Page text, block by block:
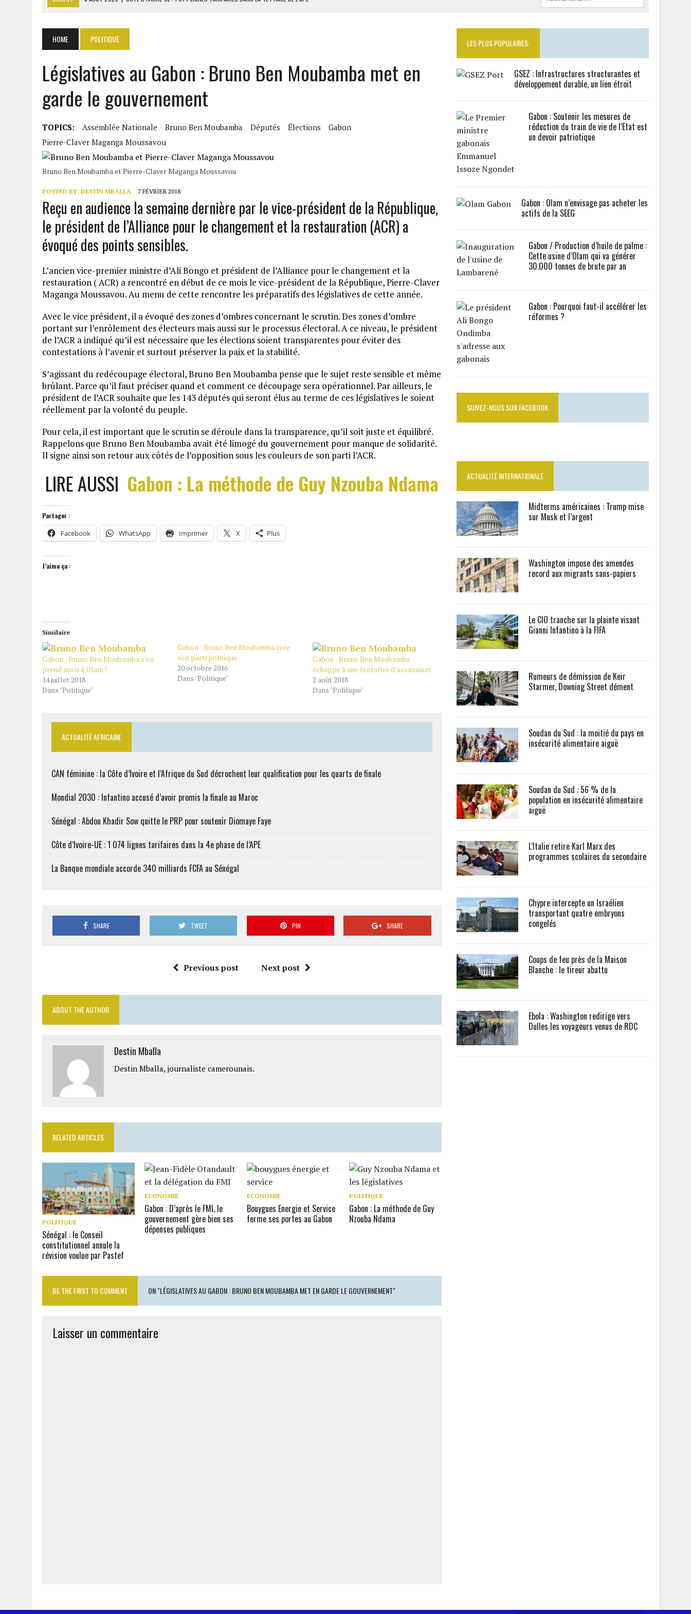
6 AOÛT 2026 | MONDIAL 2030 : INFANTINO ACCUSÉ D’AVOIR PROMIS LA FINALE AU MAROC
6 AOÛT 2026
SÉNÉGAL : ABDOU KHADIR SOW QUITTE LE PRP POUR SOUTENIR DIOMAYE FAYE
HOME POLITIQUE
Législatives au Gabon : Bruno Ben Moubamba met en
garde le gouvernement
TOPICS: Assemblée Nationale Bruno Ben Moubamba Députés Élections
Gabon
Pierre-Claver Maganga Moussavou
Bruno Ben Moubamba et Pierre-Claver Maganga Moussavou
POSTED BY: DESTIN MBALLA 7 FÉVRIER 2018
Reçu en audience la semaine dernière par le vice-président de la République,
le président de l’Alliance pour le changement et la restauration (ACR) a
évoqué des points sensibles.
L’ancien vice-premier ministre d’Ali Bongo et président de l’Alliance pour le changement et la
restauration ( ACR) a rencontré en début de ce mois le vice-président de la République, Pierre-Claver
Maganga Moussavou. Au menu de cette rencontre les préparatifs des législatives de cette année.
Avec le vice président, il a évoqué des zones d’ombres concernant le scrutin. Des zones d’ombre
portant sur l’enrôlement des électeurs mais aussi sur le processus électoral. A ce niveau, le président
de l’ACR a indiqué qu’il est nécessaire que les élections soient transparentes pour éviter des
contestations à l’avenir et surtout préserver la paix et la stabilité.
S’agissant du redécoupage électoral, Bruno Ben Moubamba pense que le sujet reste sensible et même
brûlant. Parce qu’il faut préciser quand et comment ce découpage sera opérationnel. Par ailleurs, le
président de l’ACR souhaite que les 143 députés qui seront élus au terme de ces législatives le soient
réellement par la volonté du peuple.
Pour cela, il est important que le scrutin se déroule dans la transparence, qu’il soit juste et équilibré.
Rappelons que Bruno Ben Moubamba avait été limogé du gouvernement pour manque de solidarité.
Il signe ainsi son retour aux côtés de l’opposition sous les couleurs de son parti l’ACR.
LIRE AUSSI Gabon : La méthode de Guy Nzouba Ndama
Partager :
Facebook WhatsApp Imprimer X Plus
J’aime ça :
Similaire
Gabon : Bruno Ben Moubamba s’en
prend aussi à Olam !
14 juillet 2018
Dans "Politique"
Gabon : Bruno Ben Moubamba crée
son parti politique
20 octobre 2016
Dans "Politique"
Gabon : Bruno Ben Moubamba
échappe à une tentative d’assassinat
2 août 2018
Dans "Politique"
ACTUALITÉ AFRICAINE
CAN féminine : la Côte d’Ivoire et l’Afrique du Sud décrochent leur qualification pour les quarts de finale
Mondial 2030 : Infantino accusé d’avoir promis la finale au Maroc
Sénégal : Abdou Khadir Sow quitte le PRP pour soutenir Diomaye Faye
Côte d’Ivoire-UE : 1 074 lignes tarifaires dans la 4e phase de l’APE
La Banque mondiale accorde 340 milliards FCFA au Sénégal
SHARE TWEET PIN SHARE
Previous post Next post
ABOUT THE AUTHOR
Destin Mballa
Destin Mballa, journaliste camerounais.
RELATED ARTICLES
POLITIQUE
Sénégal : le Conseil
constitutionnel annule la
révision voulue par Pastef
ECONOMIE
Gabon : D’après le FMI, le
gouvernement gère bien ses
dépenses publiques
ECONOMIE
Bouygues Energie et Service
ferme ses portes au Gabon
POLITIQUE
Gabon : La méthode de Guy
Nzouba Ndama
BE THE FIRST TO COMMENT ON "LÉGISLATIVES AU GABON : BRUNO BEN MOUBAMBA MET EN GARDE LE GOUVERNEMENT"
Laisser un commentaire
LES PLUS POPULAIRES:
GSEZ : Infrastructures structurantes et
développement durable, un lien étroit
Gabon : Soutenir les mesures de
réduction du train de vie de l’Etat est
un devoir patriotique
Gabon : Olam n’envisage pas acheter les
actifs de la SEEG
Gabon / Production d’huile de palme :
Cette usine d’Olam qui va générer
30.000 tonnes de brute par an
Gabon : Pourquoi faut-il accélérer les
réformes ?
SUIVEZ-NOUS SUR FACEBOOK
ACTUALITÉ INTERNATIONALE
Midterms américaines : Trump mise
sur Musk et l’argent
Washington impose des amendes
record aux migrants sans-papiers
Le CIO tranche sur la plainte visant
Gianni Infantino à la FIFA
Rumeurs de démission de Keir
Starmer, Downing Street dément
Soudan du Sud : la moitié du pays en
insécurité alimentaire aiguë
Soudan du Sud : 56 % de la
population en insécurité alimentaire
aiguë
L’Italie retire Karl Marx des
programmes scolaires du secondaire
Chypre intercepte un Israélien
transportant quatre embryons
congelés
Coups de feu près de la Maison
Blanche : le tireur abattu
Ebola : Washington redirige vers
Dulles les voyageurs venus de RDC